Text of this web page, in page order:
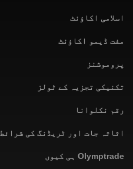
اسلامی اکاؤنٹ
مفت ڈیمو اکاؤنٹ
پروموشنز
تکنیکی تجزیہ کے ٹولز
رقم نکلوانا
اثاثہ جات اور ٹریڈنگ کی شرائط
Olymptrade ہی کیوں